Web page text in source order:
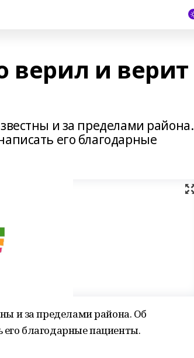
верил и верит
и за пределами района.
его благодарные
и за пределами района. Об
его благодарные пациенты.